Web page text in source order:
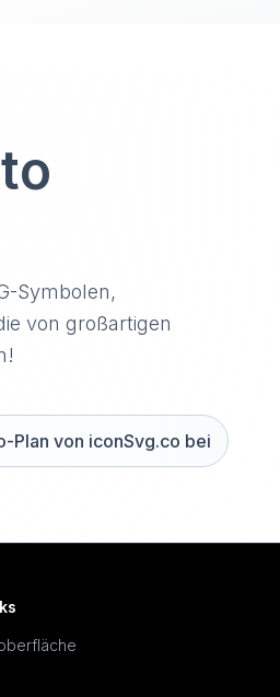
Symbolen,
von großartigen
Plan von iconSvg.co bei